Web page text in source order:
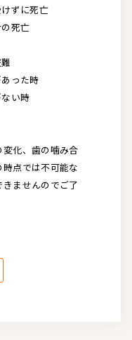
ずに死亡
死亡
った時
い時
化、歯の噛み合
点では不可能な
ませんのでご了